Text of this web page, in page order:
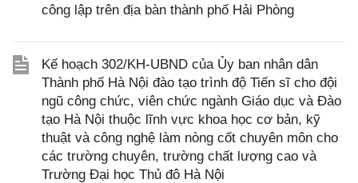
công lập trên địa bàn thành phố Hải Phòng
Kế hoạch 302/KH-UBND của Ủy ban nhân dân
Thành phố Hà Nội đào tạo trình độ Tiến sĩ cho đội
ngũ công chức, viên chức ngành Giáo dục và Đào
tạo Hà Nội thuộc lĩnh vực khoa học cơ bản, kỹ
thuật và công nghệ làm nòng cốt chuyên môn cho
các trường chuyên, trường chất lượng cao và
Trường Đại học Thủ đô Hà Nội